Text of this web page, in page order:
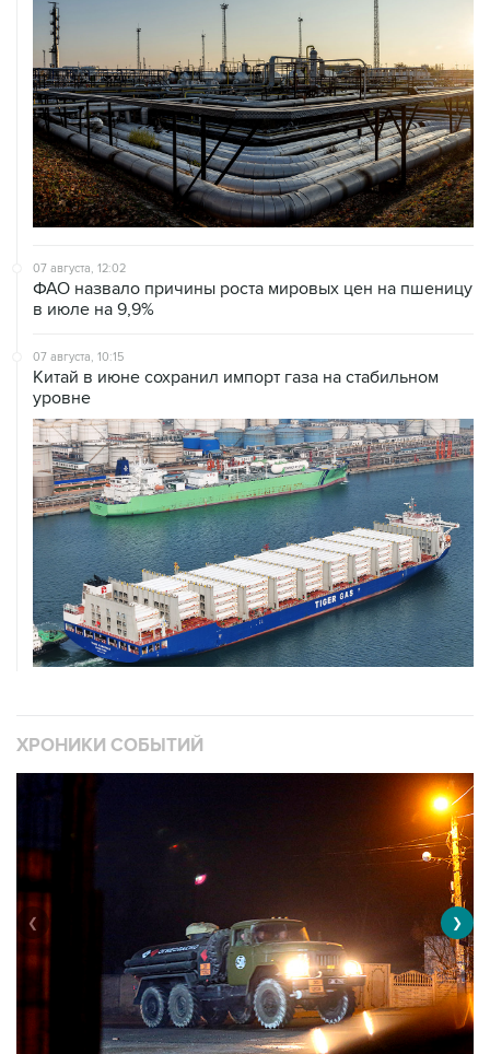
07 августа, 12:02
в июле на 9,9%
07 августа, 10:15
уровне
Военная операция на Украине
❮ ❯